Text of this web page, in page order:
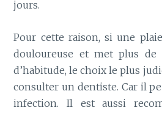
jours.
Pour cette raison, si une
douloureuse et met plus de
d’habitude, le choix le plus
consulter un dentiste. Car il
infection. Il est aussi